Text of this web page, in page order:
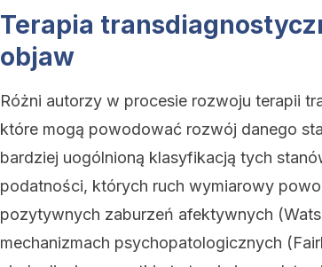
Terapia
objaw
Różni autorzy w procesie rozwoju terapii
które mogą powodować rozwój danego
bardziej uogólnioną klasyfikacją tych
podatności, których ruch wymiarowy
pozytywnych zaburzeń afektywnych
mechanizmach psychopatologicznych